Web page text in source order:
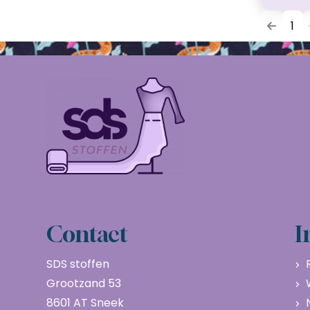
1
Contact
SDS stoffen
Grootzand 53
8601 AT Sneek